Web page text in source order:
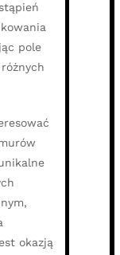
pole
okazją